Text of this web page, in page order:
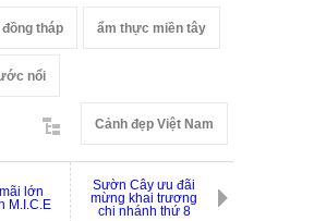
tháp ẩm thực miền tây
nổi
Cảnh đẹp Việt Nam
lớn
M.I.C.E
Sườn Cây ưu đãi
mừng khai trương
chi nhánh thứ 8